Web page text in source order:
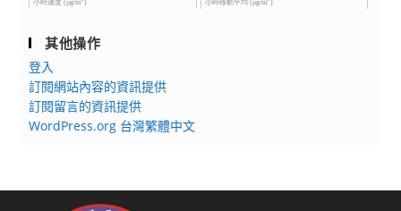
其他操作
登入
訂閱網站內容的資訊提供
訂閱留言的資訊提供
WordPress.org 台灣繁體中文